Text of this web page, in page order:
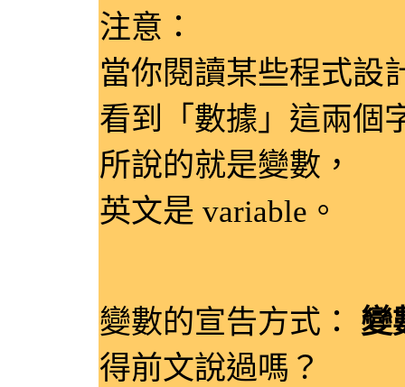
注意：
當你閱讀某些程式設
看到「數據」這兩個
所說的就是變數，
英文是 variable。
變數的宣告方式： 變
得前文說過嗎？